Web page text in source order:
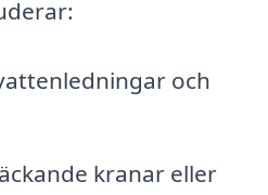
och
kranar eller